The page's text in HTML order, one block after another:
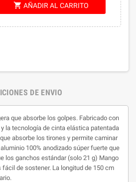
shopping_cart AÑADIR AL CARRITO
DE ENVIO
que absorbe los golpes. Fabricado con
la tecnología de cinta elástica patentada
absorbe los tirones y permite caminar
100% anodizado súper fuerte que
los ganchos estándar (solo 21 g) Mango
de sostener. La longitud de 150 cm